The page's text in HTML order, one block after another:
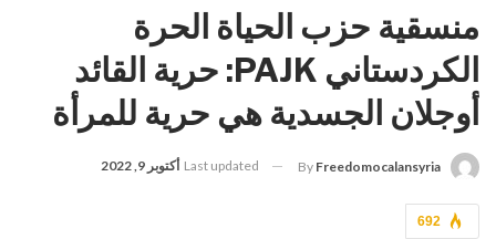
منسقية حزب الحياة الحرة
الكردستاني PAJK: حرية القائد
أوجلان الجسدية هي حرية للمرأة
By Freedomocalansyria
Last updated أكتوبر 9, 2022
692